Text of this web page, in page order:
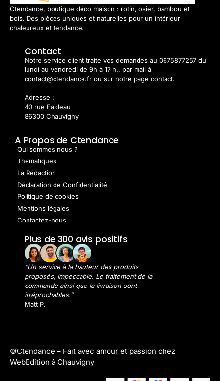
Ctendance, boutique déco maison : rotin, osier, bambou et
bois. Des pièces uniques et naturelles pour un intérieur
chaleureux et tendance.
Contact
Notre service client traite vos demandes au 0675877257 du
lundi au vendredi de 9h à 17 h., par mail à
contact@ctendance.fr ou sur notre page contact.
Adresse :
40 rue Faideau
86300 Chauvigny
A Propos de Ctendance
Qui sommes nous ?
Thématiques
La Rédaction
Déclaration de Confidentialité
Politique de cookies
Mentions légales
Contactez-nous
Plus de 300 avis positifs
“Un service à la hauteur des produits
proposés, impeccable. Le traitement de la
commande ainsi que la livraison sont
irréprochables.”
Matt P.
©Ctendance – Fait avec amour et passion chez
WebEdition à Chauvigny